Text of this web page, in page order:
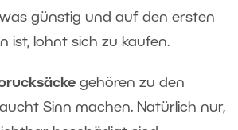
was günstig und auf den ersten
ist, lohnt sich zu kaufen.
gehören zu den
Sinn machen. Natürlich nur,